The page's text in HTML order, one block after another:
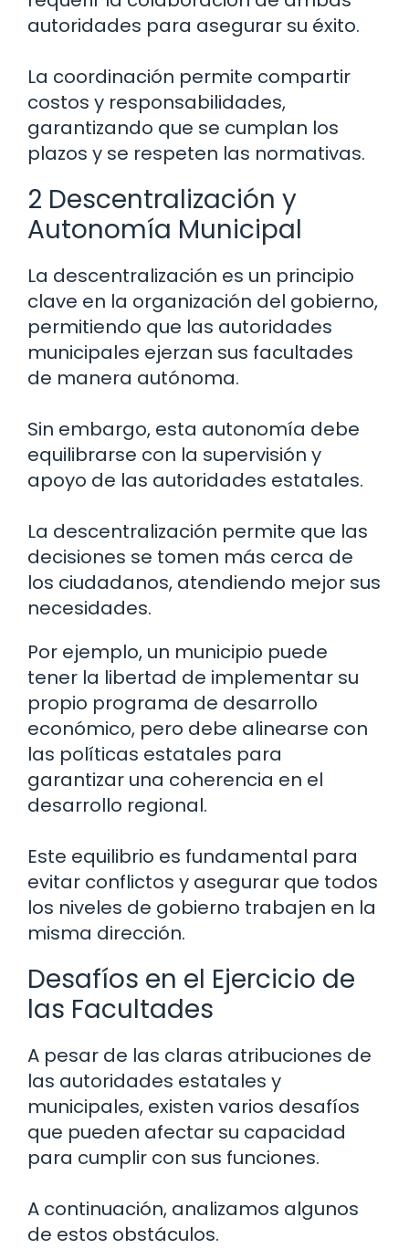
autoridades para asegurar su éxito.
La coordinación permite compartir
costos y responsabilidades,
garantizando que se cumplan los
plazos y se respeten las normativas.
2 Descentralización y
Autonomía Municipal
La descentralización es un principio
clave en la organización del gobierno,
permitiendo que las autoridades
municipales ejerzan sus facultades
de manera autónoma.
Sin embargo, esta autonomía debe
equilibrarse con la supervisión y
apoyo de las autoridades estatales.
La descentralización permite que las
decisiones se tomen más cerca de
los ciudadanos, atendiendo mejor sus
necesidades.
Por ejemplo, un municipio puede
tener la libertad de implementar su
propio programa de desarrollo
económico, pero debe alinearse con
las políticas estatales para
garantizar una coherencia en el
desarrollo regional.
Este equilibrio es fundamental para
evitar conflictos y asegurar que todos
los niveles de gobierno trabajen en la
misma dirección.
Desafíos en el Ejercicio de
las Facultades
A pesar de las claras atribuciones de
las autoridades estatales y
municipales, existen varios desafíos
que pueden afectar su capacidad
para cumplir con sus funciones.
A continuación, analizamos algunos
de estos obstáculos.